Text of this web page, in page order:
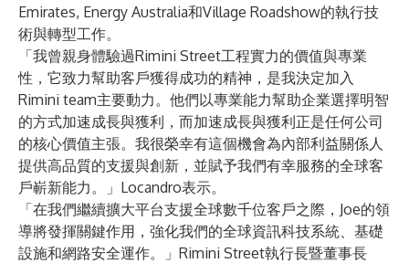
Emirates, Energy Australia和Village Roadshow的執行技
術與轉型工作。
「我曾親身體驗過Rimini Street工程實力的價值與專業
性，它致力幫助客戶獲得成功的精神，是我決定加入
Rimini team主要動力。他們以專業能力幫助企業選擇明智
的方式加速成長與獲利，而加速成長與獲利正是任何公司
的核心價值主張。我很榮幸有這個機會為內部利益關係人
提供高品質的支援與創新，並賦予我們有幸服務的全球客
戶嶄新能力。」Locandro表示。
「在我們繼續擴大平台支援全球數千位客戶之際，Joe的領
導將發揮關鍵作用，強化我們的全球資訊科技系統、基礎
設施和網路安全運作。」Rimini Street執行長暨董事長